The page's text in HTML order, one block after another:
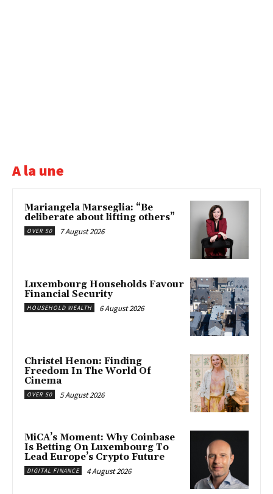
A la une
Mariangela Marseglia: “Be
deliberate about lifting others”
OVER 50 7 August 2026
Luxembourg Households Favour
Financial Security
HOUSEHOLD WEALTH 6 August 2026
Christel Henon: Finding
Freedom In The World Of
Cinema
OVER 50 5 August 2026
MiCA’s Moment: Why Coinbase
Is Betting On Luxembourg To
Lead Europe’s Crypto Future
DIGITAL FINANCE 4 August 2026